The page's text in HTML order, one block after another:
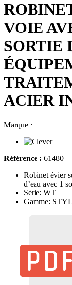
VOIE
SORTIE
ACIER
Marque :
Référence : 61480
Robinet évier
d’eau avec 1
Série: WT
Gamme: